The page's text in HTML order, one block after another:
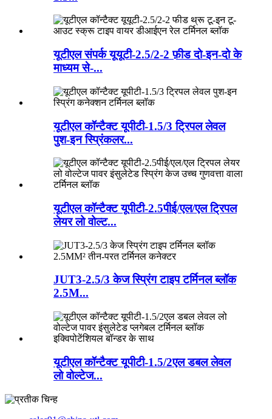
यूटीएल संपर्क यूयूटी-2.5/2-2 फ़ीड दो-इन-दो के
माध्यम से-...
यूटीएल कॉन्टैक्ट यूपीटी-1.5/3 ट्रिपल लेवल
पुश-इन स्प्रिंकलर...
यूटीएल कॉन्टैक्ट यूपीटी-2.5पीई/एल/एल ट्रिपल
लेयर लो वोल्ट...
JUT3-2.5/3 केज स्प्रिंग टाइप टर्मिनल ब्लॉक
2.5M...
यूटीएल कॉन्टैक्ट यूपीटी-1.5/2एल डबल लेवल
लो वोल्टेज...